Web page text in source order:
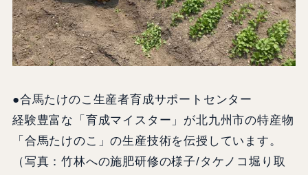
●合馬たけのこ生産者育成サポートセンター
経験豊富な「育成マイスター」が北九州市の特産物
「合馬たけのこ」の生産技術を伝授しています。
（写真：竹林への施肥研修の様子/タケノコ堀り取